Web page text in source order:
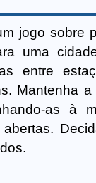
jogo sobre
uma
entre
Mantenha
as à